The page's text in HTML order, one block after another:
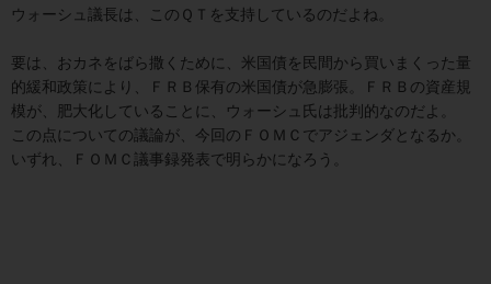
ウォーシュ議長は、このＱＴを支持しているのだよね。
要は、おカネをばら撒くために、米国債を民間から買いまくった量
的緩和政策により、ＦＲＢ保有の米国債が急膨張。ＦＲＢの資産規
模が、肥大化していることに、ウォーシュ氏は批判的なのだよ。
この点についての議論が、今回のＦＯＭＣでアジェンダとなるか。
いずれ、ＦＯＭＣ議事録発表で明らかになろう。